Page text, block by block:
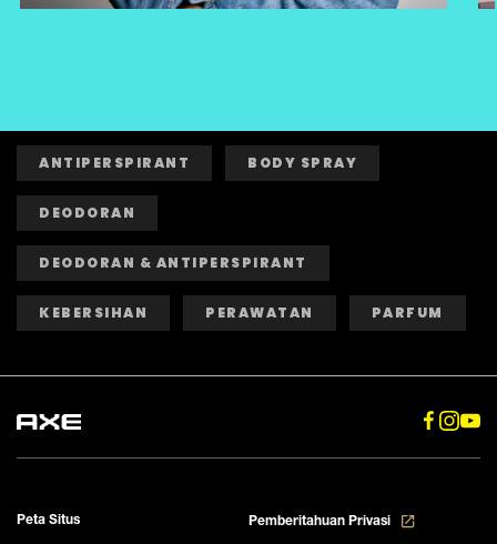
ANTIPERSPIRANT BODY SPRAY
DEODORAN
DEODORAN & ANTIPERSPIRANT
KEBERSIHAN PERAWATAN PARFUM
Peta Situs Pemberitahuan Privasi